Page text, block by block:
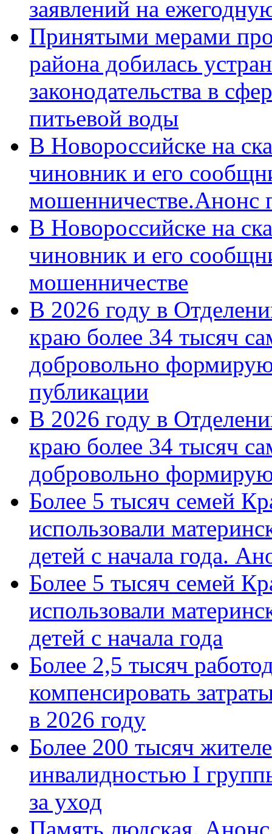
заявлений на
Принятыми мерами
района добилась
законодательства в
питьевой воды
В Новороссийске на
чиновник и его
мошенничестве.Анонс
В Новороссийске на
чиновник и его
мошенничестве
В 2026 году в
краю более 34 тысяч
добровольно
публикации
В 2026 году в
краю более 34 тысяч
добровольно
Более 5 тысяч семей
использовали
детей с начала года.
Более 5 тысяч семей
использовали
детей с начала года
Более 2,5 тысяч
компенсировать
в 2026 году
Более 200 тысяч
инвалидностью I
за уход
Память людская.